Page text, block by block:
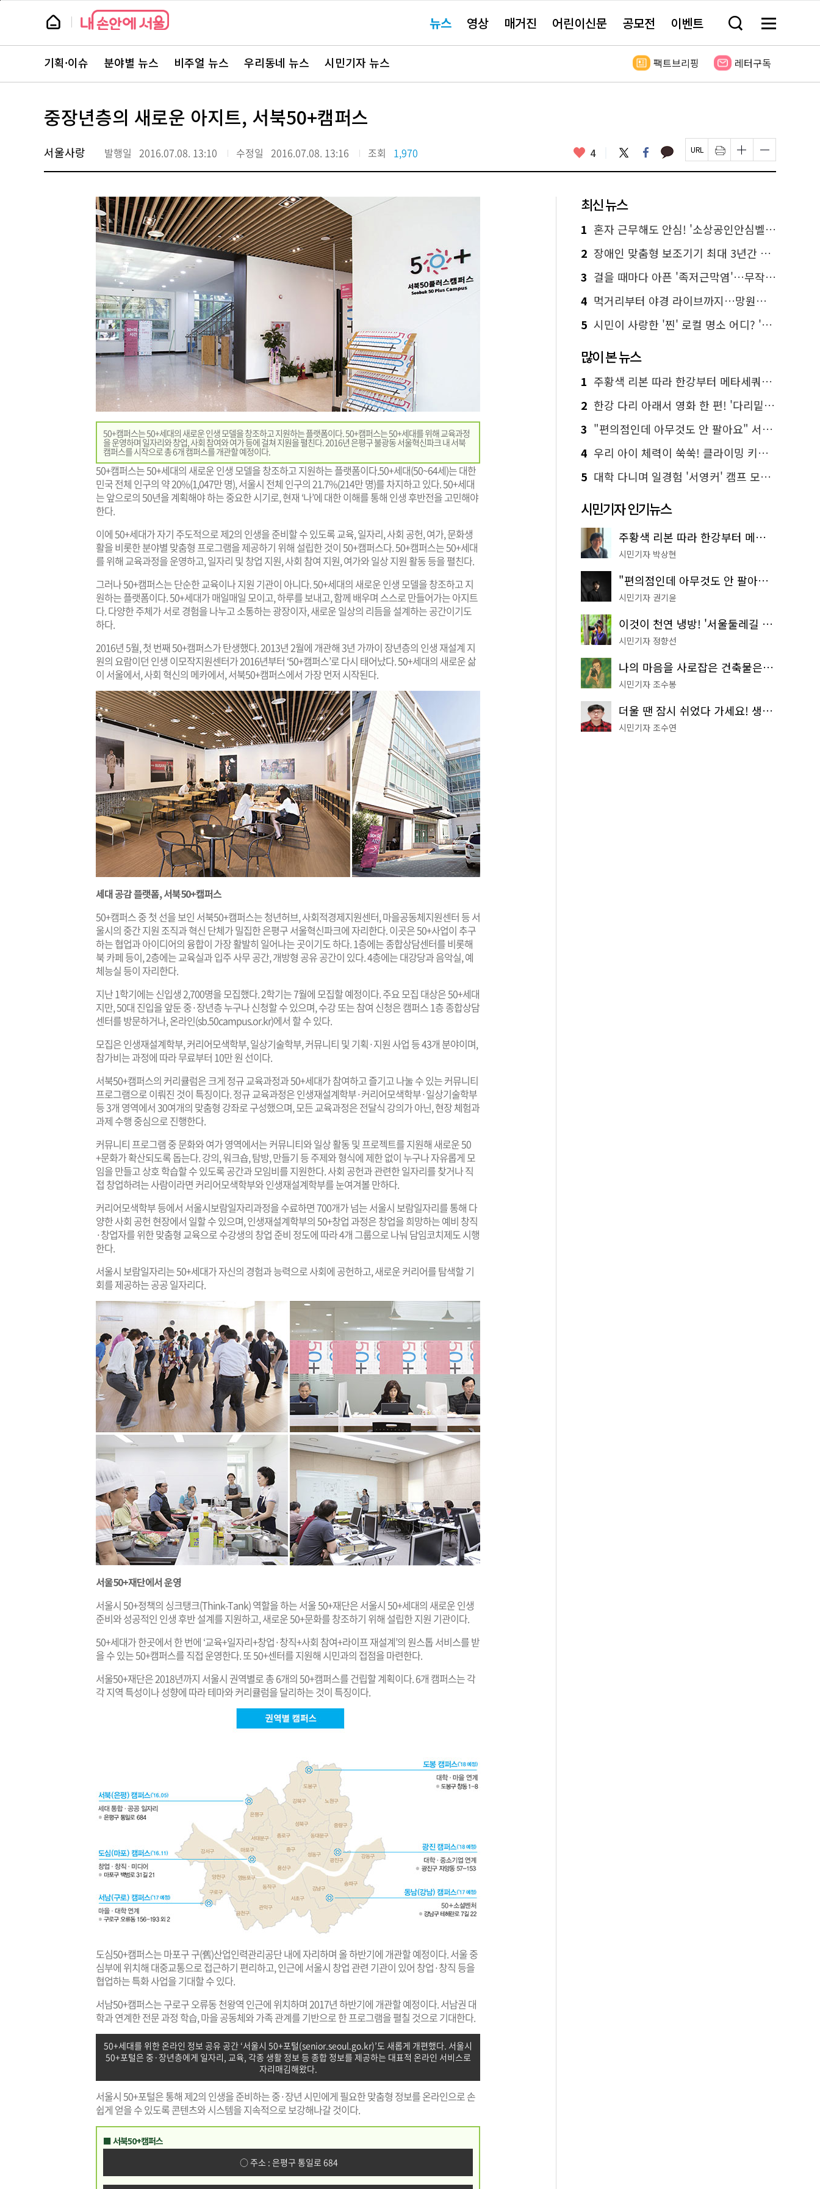
본
뉴
스 요뉴스 영상 매거진 어린이신문 공모전 이벤트 검
창
기
메
전
보
뉴
스
주
서
바
로
기획·이슈 분야별 뉴스 비주얼 뉴스 우리동네 뉴스 시민기자 뉴스 팩트브리핑 레터구독
중장년층의 새로운 아지트, 서북50+캠퍼스
서울사랑 발행일 2016.07.08. 13:10 수정일 2016.07.08. 13:16 조회 1,970 좋
요
4 트
위
터
페
이
스
카
카 페
이
지
인
쇄
하
글
자
크
하
기
글
자
크
하
기
50+캠퍼스는 50+세대의 새로운 인생 모델을 창조하고 지원하는 플랫폼이다. 50+캠퍼스는 50+세대를 위해 교육과정
을 운영하며 일자리와 창업, 사회 참여와 여가 등에 걸쳐 지원을 펼친다. 2016년 은평구 불광동 서울혁신파크 내 서북
캠퍼스를 시작으로 총 6개 캠퍼스를 개관할 예정이다.
50+캠퍼스는 50+세대의 새로운 인생 모델을 창조하고 지원하는 플랫폼이다.50+세대(50~64세)는 대한
민국 전체 인구의 약 20%(1,047만 명), 서울시 전체 인구의 21.7%(214만 명)를 차지하고 있다. 50+세대
는 앞으로의 50년을 계획해야 하는 중요한 시기로, 현재 ‘나’에 대한 이해를 통해 인생 후반전을 고민해야
한다.
이에 50+세대가 자기 주도적으로 제2의 인생을 준비할 수 있도록 교육, 일자리, 사회 공헌, 여가, 문화생
활을 비롯한 분야별 맞춤형 프로그램을 제공하기 위해 설립한 것이 50+캠퍼스다. 50+캠퍼스는 50+세대
를 위해 교육과정을 운영하고, 일자리 및 창업 지원, 사회 참여 지원, 여가와 일상 지원 활동 등을 펼친다.
그러나 50+캠퍼스는 단순한 교육이나 지원 기관이 아니다. 50+세대의 새로운 인생 모델을 창조하고 지
원하는 플랫폼이다. 50+세대가 매일매일 모이고, 하루를 보내고, 함께 배우며 스스로 만들어가는 아지트
다. 다양한 주체가 서로 경험을 나누고 소통하는 광장이자, 새로운 일상의 리듬을 설계하는 공간이기도
하다.
2016년 5월, 첫 번째 50+캠퍼스가 탄생했다. 2013년 2월에 개관해 3년 가까이 장년층의 인생 재설계 지
원의 요람이던 인생 이모작지원센터가 2016년부터 ‘50+캠퍼스’로 다시 태어났다. 50+세대의 새로운 삶
이 서울에서, 사회 혁신의 메카에서, 서북50+캠퍼스에서 가장 먼저 시작된다.
세대 공감 플랫폼, 서북50+캠퍼스
50+캠퍼스 중 첫 선을 보인 서북50+캠퍼스는 청년허브, 사회적경제지원센터, 마을공동체지원센터 등 서
울시의 중간 지원 조직과 혁신 단체가 밀집한 은평구 서울혁신파크에 자리한다. 이곳은 50+사업이 추구
하는 협업과 아이디어의 융합이 가장 활발히 일어나는 곳이기도 하다. 1층에는 종합상담센터를 비롯해
북 카페 등이, 2층에는 교육실과 입주 사무 공간, 개방형 공유 공간이 있다. 4층에는 대강당과 음악실, 예
체능실 등이 자리한다.
지난 1학기에는 신입생 2,700명을 모집했다. 2학기는 7월에 모집할 예정이다. 주요 모집 대상은 50+세대
지만, 50대 진입을 앞둔 중·장년층 누구나 신청할 수 있으며, 수강 또는 참여 신청은 캠퍼스 1층 종합상담
센터를 방문하거나, 온라인(sb.50campus.or.kr)에서 할 수 있다.
모집은 인생재설계학부, 커리어모색학부, 일상기술학부, 커뮤니티 및 기획·지원 사업 등 43개 분야이며,
참가비는 과정에 따라 무료부터 10만 원 선이다.
서북50+캠퍼스의 커리큘럼은 크게 정규 교육과정과 50+세대가 참여하고 즐기고 나눌 수 있는 커뮤니티
프로그램으로 이뤄진 것이 특징이다. 정규 교육과정은 인생재설계학부·커리어모색학부·일상기술학부
등 3개 영역에서 30여개의 맞춤형 강좌로 구성했으며, 모든 교육과정은 전달식 강의가 아닌, 현장 체험과
과제 수행 중심으로 진행한다.
커뮤니티 프로그램 중 문화와 여가 영역에서는 커뮤니티와 일상 활동 및 프로젝트를 지원해 새로운 50
+문화가 확산되도록 돕는다. 강의, 워크숍, 탐방, 만들기 등 주제와 형식에 제한 없이 누구나 자유롭게 모
임을 만들고 상호 학습할 수 있도록 공간과 모임비를 지원한다. 사회 공헌과 관련한 일자리를 찾거나 직
접 창업하려는 사람이라면 커리어모색학부와 인생재설계학부를 눈여겨볼 만하다.
커리어모색학부 등에서 서울시보람일자리과정을 수료하면 700개가 넘는 서울시 보람일자리를 통해 다
양한 사회 공헌 현장에서 일할 수 있으며, 인생재설계학부의 50+창업 과정은 창업을 희망하는 예비 창직
·창업자를 위한 맞춤형 교육으로 수강생의 창업 준비 정도에 따라 4개 그룹으로 나눠 담임코치제도 시행
한다.
서울시 보람일자리는 50+세대가 자신의 경험과 능력으로 사회에 공헌하고, 새로운 커리어를 탐색할 기
회를 제공하는 공공 일자리다.
서울50+재단에서 운영
서울시 50+정책의 싱크탱크(Think-Tank) 역할을 하는 서울 50+재단은 서울시 50+세대의 새로운 인생
준비와 성공적인 인생 후반 설계를 지원하고, 새로운 50+문화를 창조하기 위해 설립한 지원 기관이다.
50+세대가 한곳에서 한 번에 ‘교육+일자리+창업·창직+사회 참여+라이프 재설계’의 원스톱 서비스를 받
을 수 있는 50+캠퍼스를 직접 운영한다. 또 50+센터를 지원해 시민과의 접점을 마련한다.
서울50+재단은 2018년까지 서울시 권역별로 총 6개의 50+캠퍼스를 건립할 계획이다. 6개 캠퍼스는 각
각 지역 특성이나 성향에 따라 테마와 커리큘럼을 달리하는 것이 특징이다.
도심50+캠퍼스는 마포구 구(舊)산업인력관리공단 내에 자리하며 올 하반기에 개관할 예정이다. 서울 중
심부에 위치해 대중교통으로 접근하기 편리하고, 인근에 서울시 창업 관련 기관이 있어 창업·창직 등을
협업하는 특화 사업을 기대할 수 있다.
서남50+캠퍼스는 구로구 오류동 천왕역 인근에 위치하며 2017년 하반기에 개관할 예정이다. 서남권 대
학과 연계한 전문 과정 학습, 마을 공동체와 가족 관계를 기반으로 한 프로그램을 펼칠 것으로 기대한다.
50+세대를 위한 온라인 정보 공유 공간 ‘서울시 50+포털(senior.seoul.go.kr)’도 새롭게 개편했다. 서울시
50+포털은 중·장년층에게 일자리, 교육, 각종 생활 정보 등 종합 정보를 제공하는 대표적 온라인 서비스로
자리매김해왔다.
서울시 50+포털은 통해 제2의 인생을 준비하는 중·장년 시민에게 필요한 맞춤형 정보를 온라인으로 손
쉽게 얻을 수 있도록 콘텐츠와 시스템을 지속적으로 보강해나갈 것이다.
■ 서북50+캠퍼스
○ 주소 : 은평구 통일로 684
최신 뉴스
1 혼자 근무해도 안심! '소상공인안심벨' 신청하세요
2 장애인 맞춤형 보조기기 최대 3년간 무상 대여…삶의 질 높인다
3 걸을 때마다 아픈 '족저근막염'…무작정 참지 말고 '이것' 해보세요!
4 먹거리부터 야경 라이브까지…망원한강공원 알짜 코스
5 시민이 사랑한 '찐' 로컬 명소 어디? '서울에디션25' 추천 코스
많이 본 뉴스
1 주황색 리본 따라 한강부터 메타세쿼이아 숲길까지…서울둘레길 15코스
2 한강 다리 아래서 영화 한 편! '다리밑 영화관' 무료 상영
3 "편의점인데 아무것도 안 팔아요" 서울에서 가장 특별한 편의점의 정체
4 우리 아이 체력이 쑥쑥! 클라이밍 키즈카페·어린이 체력장
5 대학 다니며 일경험 '서영커' 캠프 모집…전액 무료
시민기자 인기뉴스
주황색 리본 따라 한강부터 메타세쿼이아 숲길까지…서울둘레길 15코스
시민기자 박상현
"편의점인데 아무것도 안 팔아요" 서울에서 가장 특별한 편의점의 정체
시민기자 권기윤
이것이 천연 냉방! '서울둘레길 9코스'로 숲속 피서 떠나볼까
시민기자 정향선
나의 마음을 사로잡은 건축물은? '서울시 건축상' 수상작 공개!
시민기자 조수봉
더울 땐 잠시 쉬었다 가세요! 생수 냉장고부터 해피소·무더위쉼터까지
시민기자 조수연
페